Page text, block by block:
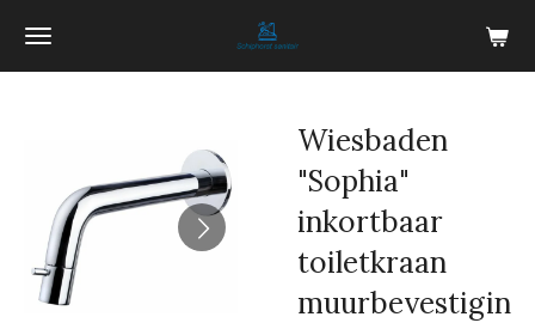
Ga
Wiesbaden
"Sophia"
inkortbaar
toiletkraan
muurbevestigin